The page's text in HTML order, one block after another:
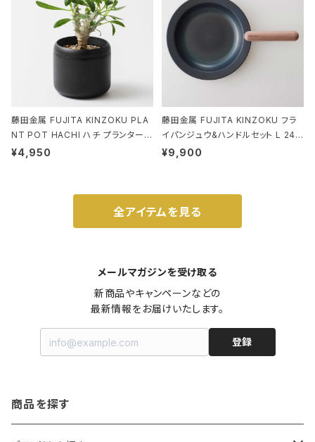
藤田金属 FUJITA KINZOKU PLA
NT POT HACHI ハチ プランターポ
ット 3号 ブラック
¥4,950
藤田金属 FUJITA KINZOKU フラ
イパンジュウ&ハンドルセット L 24c
m ガス火・IH対応 鉄フライパン ウォ
¥9,900
全アイテムを見る
メールマガジンを受け取る
新商品やキャンペーンなどの
最新情報をお届けいたします。
登録
商品を探す